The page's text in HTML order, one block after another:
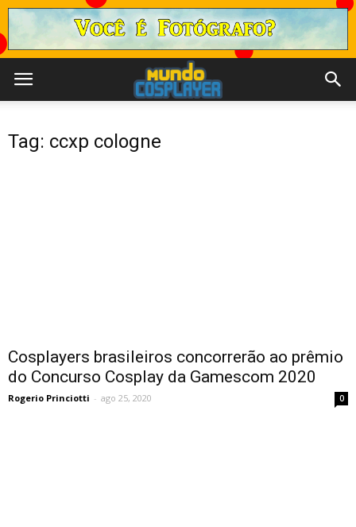
Tag: ccxp cologne
Cosplayers brasileiros concorrerão ao prêmio
do Concurso Cosplay da Gamescom 2020
Rogerio Princiotti - ago 25, 2020 0